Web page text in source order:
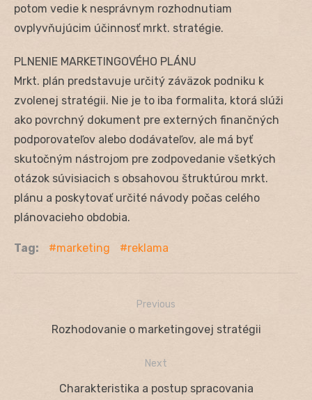
potom vedie k nesprávnym rozhodnutiam
ovplyvňujúcim účinnosť mrkt. stratégie.
PLNENIE MARKETINGOVÉHO PLÁNU
Mrkt. plán predstavuje určitý záväzok podniku k
zvolenej stratégii. Nie je to iba formalita, ktorá slúži
ako povrchný dokument pre externých finančných
podporovateľov alebo dodávateľov, ale má byť
skutočným nástrojom pre zodpovedanie všetkých
otázok súvisiacich s obsahovou štruktúrou mrkt.
plánu a poskytovať určité návody počas celého
plánovacieho obdobia.
Tag: marketing reklama
Navigácia
Previous
Previous
Rozhodovanie o marketingovej stratégii
Next
Charakteristika a postup spracovania